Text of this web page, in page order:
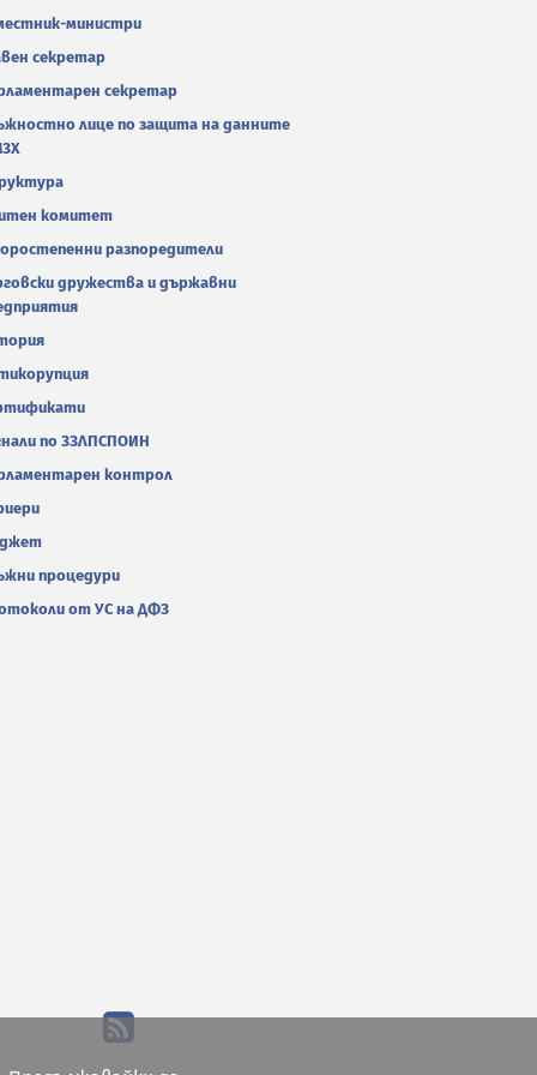
министри
секретар
секретар
лице по защита на данните
комитет
разпоредители
дружества и държавни
по ЗЗЛПСПОИН
контрол
процедури
от УС на ДФЗ